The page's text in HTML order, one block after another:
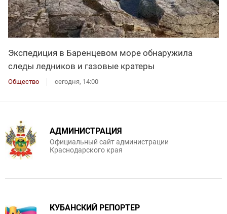
Экспедиция в Баренцевом море обнаружила
следы ледников и газовые кратеры
Общество сегодня, 14:00
АДМИНИСТРАЦИЯ
Официальный сайт администрации
Краснодарского края
КУБАНСКИЙ РЕПОРТЕР